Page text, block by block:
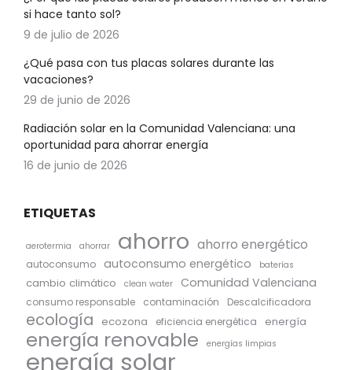
si hace tanto sol?
9 de julio de 2026
¿Qué pasa con tus placas solares durante las
vacaciones?
29 de junio de 2026
Radiación solar en la Comunidad Valenciana: una
oportunidad para ahorrar energía
16 de junio de 2026
ETIQUETAS
aerotermia ahorrar ahorro ahorro energético
autoconsumo autoconsumo energético baterías
cambio climático clean water Comunidad Valenciana
consumo responsable contaminación Descalcificadora
ecología ecozona eficiencia energética energía
energía renovable energías limpias
energía solar